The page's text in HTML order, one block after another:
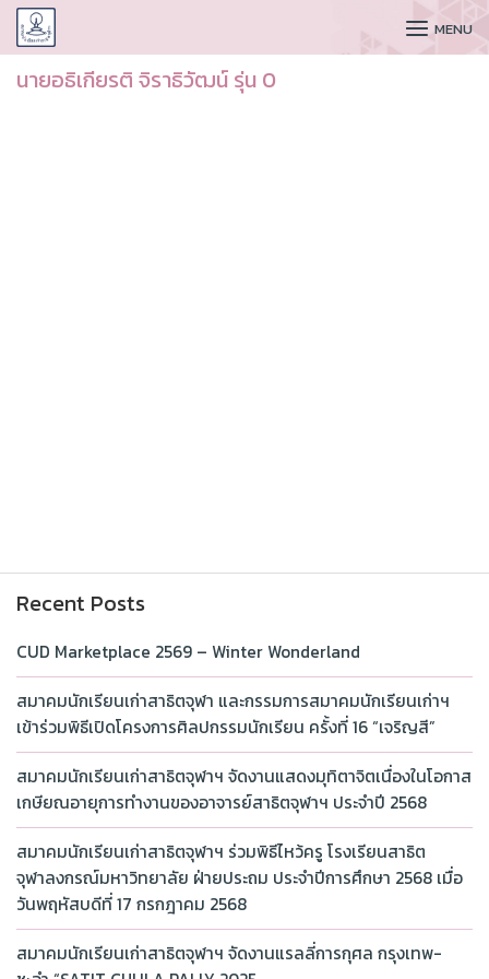
CUDAA MENU
นายอธิเกียรติ จิราธิวัฒน์ รุ่น 0
Recent Posts
CUD Marketplace 2569 – Winter Wonderland
สมาคมนักเรียนเก่าสาธิตจุฬา และกรรมการสมาคมนักเรียนเก่าฯ
เข้าร่วมพิธีเปิดโครงการศิลปกรรมนักเรียน ครั้งที่ 16 “เจริญสี”
สมาคมนักเรียนเก่าสาธิตจุฬาฯ จัดงานแสดงมุทิตาจิตเนื่องในโอกาส
เกษียณอายุการทำงานของอาจารย์สาธิตจุฬาฯ ประจำปี 2568
สมาคมนักเรียนเก่าสาธิตจุฬาฯ ร่วมพิธีไหว้ครู โรงเรียนสาธิต
จุฬาลงกรณ์มหาวิทยาลัย ฝ่ายประถม ประจำปีการศึกษา 2568 เมื่อ
วันพฤหัสบดีที่ 17 กรกฎาคม 2568
สมาคมนักเรียนเก่าสาธิตจุฬาฯ จัดงานแรลลี่การกุศล กรุงเทพ-